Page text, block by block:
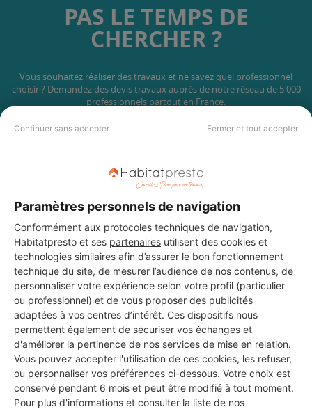
Continuer sans accepter Fermer et tout accepter
Paramètres personnels de navigation
Conformément aux protocoles techniques de navigation,
Habitatpresto et ses partenaires utilisent des cookies et
technologies similaires afin d’assurer le bon fonctionnement
technique du site, de mesurer l’audience de nos contenus, de
personnaliser votre expérience selon votre profil (particulier
ou professionnel) et de vous proposer des publicités
adaptées à vos centres d’intérêt. Ces dispositifs nous
permettent également de sécuriser vos échanges et
d'améliorer la pertinence de nos services de mise en relation.
Vous pouvez accepter l'utilisation de ces cookies, les refuser,
ou personnaliser vos préférences ci-dessous. Votre choix est
conservé pendant 6 mois et peut être modifié à tout moment.
Pour plus d'informations et consulter la liste de nos
PAS LE TEMPS DE
CHERCHER ?
Vous souhaitez réaliser des travaux et ne savez quel professionnel
choisir ? Demandez des devis travaux auprès de notre réseau de 5 000
professionnels partout en France.
DEMANDER UN DEVIS
Les 1 autres Installateurs
d'alarmes pour vos travaux à
L'Île-d'Olonne
VD ENERGIE CLIM
L'Île-d'Olonne